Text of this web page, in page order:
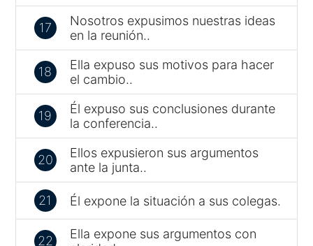
17
Nosotros expusimos nuestras ideas
en la reunión..
18
Ella expuso sus motivos para hacer
el cambio..
19
Él expuso sus conclusiones durante
la conferencia..
20
Ellos expusieron sus argumentos
ante la junta..
21 Él expone la situación a sus colegas.
22
Ella expone sus argumentos con